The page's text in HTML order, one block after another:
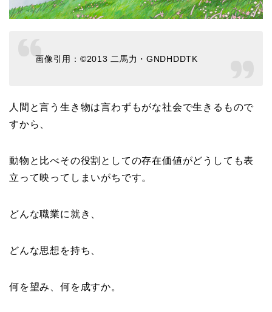
画像引用：©2013 二馬力・GNDHDDTK
人間と言う生き物は言わずもがな社会で生きるもので
すから、
動物と比べその役割としての存在価値がどうしても表
立って映ってしまいがちです。
どんな職業に就き、
どんな思想を持ち、
何を望み、何を成すか。